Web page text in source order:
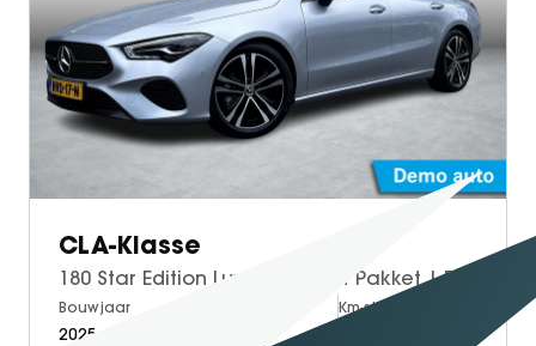
SEAL 6 DM-I TOURING
SEALION 7
DOLPHIN SURF
BYD DOLPHIN
CLA-Klasse
180 Star Edition Luxury | Night Pakket | Panoramadak | Apple CarPlay | Android Auto | Sfeerverlichting | Stoelverwarming | Parkeersensoren | Achteruitrijcamera | Elektrisch Inklapbare Buitenspiegels
Bouwjaar
2025
Km-stand